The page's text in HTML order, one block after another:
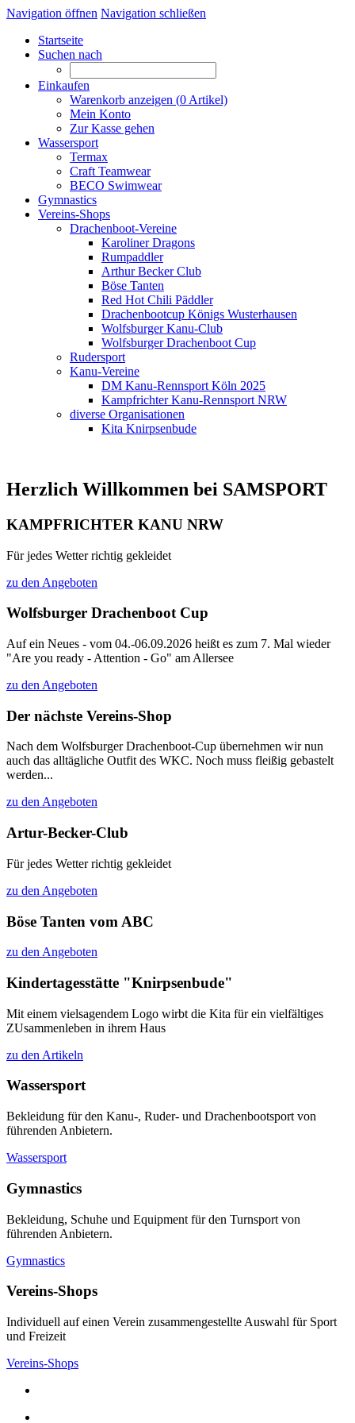
Navigation öffnen Navigation schließen
Startseite
Suchen nach
Einkaufen
Warenkorb anzeigen (0 Artikel)
Mein Konto
Zur Kasse gehen
Wassersport
Termax
Craft Teamwear
BECO Swimwear
Gymnastics
Vereins-Shops
Drachenboot-Vereine
Karoliner Dragons
Rumpaddler
Arthur Becker Club
Böse Tanten
Red Hot Chili Päddler
Drachenbootcup Königs Wusterhausen
Wolfsburger Kanu-Club
Wolfsburger Drachenboot Cup
Rudersport
Kanu-Vereine
DM Kanu-Rennsport Köln 2025
Kampfrichter Kanu-Rennsport NRW
diverse Organisationen
Kita Knirpsenbude
Herzlich Willkommen bei SAMSPORT
KAMPFRICHTER KANU NRW
Für jedes Wetter richtig gekleidet
zu den Angeboten
Wolfsburger Drachenboot Cup
Auf ein Neues - vom 04.-06.09.2026 heißt es zum 7. Mal wieder
"Are you ready - Attention - Go" am Allersee
zu den Angeboten
Der nächste Vereins-Shop
Nach dem Wolfsburger Drachenboot-Cup übernehmen wir nun
auch das alltägliche Outfit des WKC. Noch muss fleißig gebastelt
werden...
zu den Angeboten
Artur-Becker-Club
Für jedes Wetter richtig gekleidet
zu den Angeboten
Böse Tanten vom ABC
zu den Angeboten
Kindertagesstätte "Knirpsenbude"
Mit einem vielsagendem Logo wirbt die Kita für ein vielfältiges
ZUsammenleben in ihrem Haus
zu den Artikeln
Wassersport
Bekleidung für den Kanu-, Ruder- und Drachenbootsport von
führenden Anbietern.
Wassersport
Gymnastics
Bekleidung, Schuhe und Equipment für den Turnsport von
führenden Anbietern.
Gymnastics
Vereins-Shops
Individuell auf einen Verein zusammengestellte Auswahl für Sport
und Freizeit
Vereins-Shops